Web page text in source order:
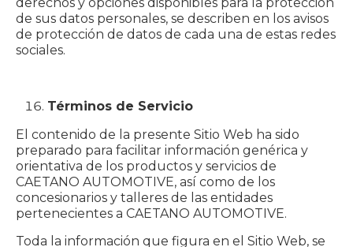
de sus datos personales, se describen en los avisos
de protección de datos de cada una de estas redes
sociales.
Términos de Servicio
El contenido de la presente Sitio Web ha sido
preparado para facilitar información genérica y
orientativa de los productos y servicios de
CAETANO AUTOMOTIVE, así como de los
concesionarios y talleres de las entidades
pertenecientes a CAETANO AUTOMOTIVE.
Toda la información que figura en el Sitio Web, se